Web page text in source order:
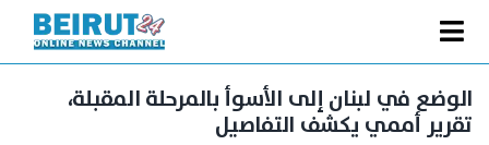
content
Toggle
Navigation
الصفحة الرئيسية
سياسة
الوضع في لبنان إلى الأسوأ بالمرحلة المقبلة،
تقرير أممي يكشف التفاصيل